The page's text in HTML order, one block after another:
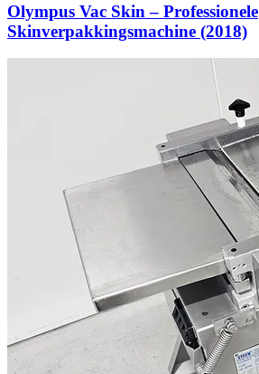
Olympus Vac Skin – Professionele
Skinverpakkingsmachine (2018)